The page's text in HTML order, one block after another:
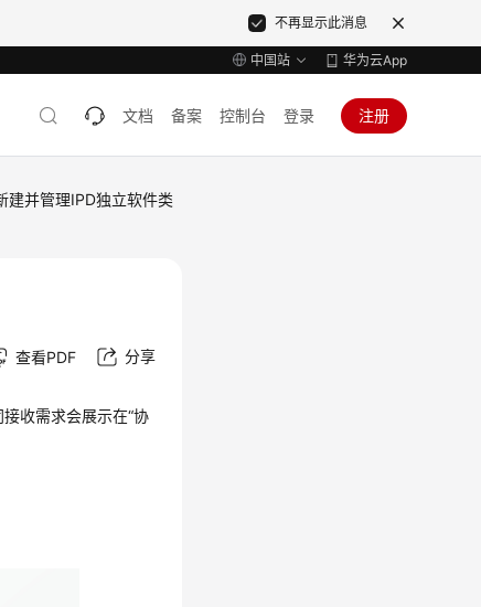
不再显示此消息
中国站 华为云App
文档 备案 控制台 登录 注册
建并管理IPD独立软件类
查看PDF 分享
收需求会展示在“协